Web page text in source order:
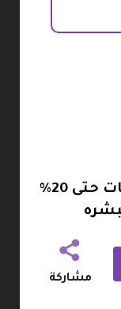
إمكانية تطبيق
ويكسانا
كود خصم Wixsana بتخفيضات حتى 20%
مشاركة